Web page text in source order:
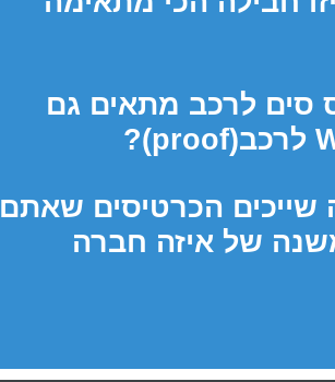
סים לרכב מתאים גם
שייכים הכרטיסים שאתם
של איזה חברה